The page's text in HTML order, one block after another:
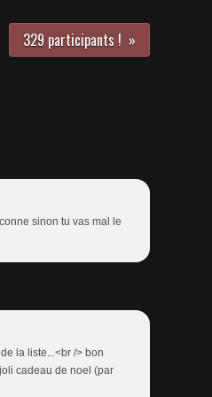
329 participants !
sinon tu vas mal le
la liste...<br /> bon
cadeau de noel (par